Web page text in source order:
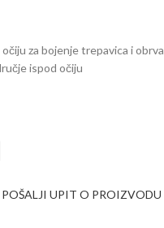
za bojenje trepavica i obrva
ispod očiju
POŠALJI UPIT O PROIZVODU